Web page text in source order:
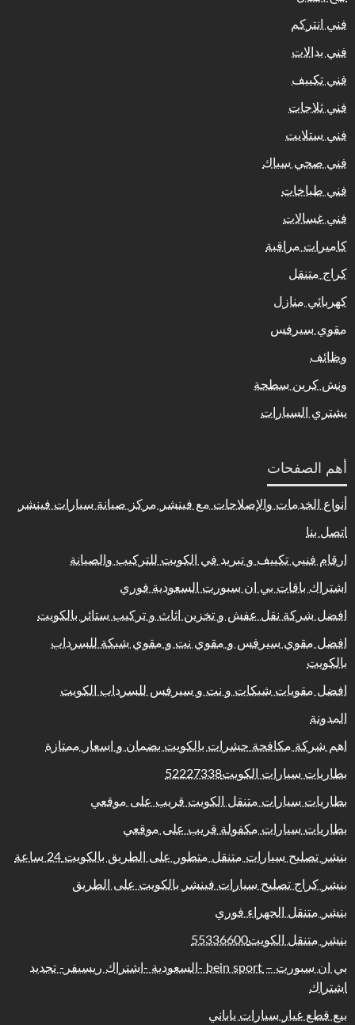
فني انتركم
فني بدالات
فني تكييف
فني ثلاجات
فني ستلايت
فني صحي سباك
فني طباخات
فني غسالات
كاميرات مراقبة
كراج متنقل
كهربائي منازل
مقوي سيرفس
وظائف
ونش كرين سطحة
يشتري السيارات
أهم الصفحات
أنواع الخدمات والإصلاحات مع فينشر مركز صيانة سيارات فينشر
اتصل بنا
ارقام فنيي تكييف و تبريد في الكويت للتركيب والصيانة
اشتراك باقات بي ان سبورت السعودية فوري
افضل شركة نقل عفش و تخزين اثاث و تركيب ستائر بالكويت
افضل مقوي سيرفس و مقوي نت و مقوي شبكة للسرداب
بالكويت
افضل مقويات شبكات و نت و سيرفس للسرداب الكويت
المدونة
اهم شركة مكافحة حشرات بالكويت بضمان و اسعار ممتازة
بطاريات سيارات الكويت52227338
بطاريات سيارات متنقل الكويت قريب على موقعي
بطاريات سيارات مكفولة قريب على موقعي
بنشر تصليح سيارات متنقل متطور على الطريق بالكويت 24 ساعة
بنشر كراج تصليح سيارات فينشر بالكويت على الطريق
بنشر متنقل الجهراء فوري
بنشر متنقل الكويت55336600
بي ان سبورت – bein sport -السعودية -اشتراك ريسيفر- تجديد
اشتراك
بيع قطع غيار سيارات ياباني